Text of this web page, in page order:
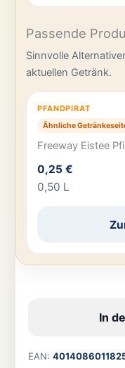
Passende
Sinnvolle
aktuellen Getränk.
PFANDPIRAT
Ähnliche
Freeway Eistee
0,25 €
0,50 L
In
EAN: